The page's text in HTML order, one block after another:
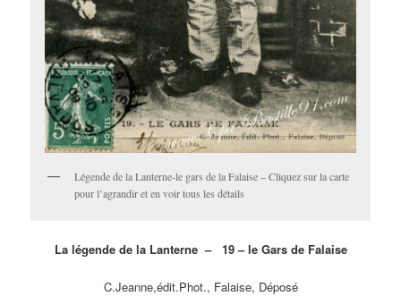
Légende de la Lanterne-le gars de la Falaise – Cliquez sur la carte
pour l’agrandir et en voir tous les détails
La légende de la Lanterne – 19 – le Gars de Falaise
C.Jeanne,édit.Phot., Falaise, Déposé